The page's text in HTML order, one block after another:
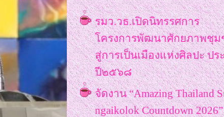
รมว.วธ.เปิดนิทรรศการ
ครงการพัฒนาศักยภาพชุม
สู่การเป็นเมืองแห่งศิลปะ ปร
ปี๒๕๖๘
จัดงาน “Amazing Thailand
ngaikolok Countdown